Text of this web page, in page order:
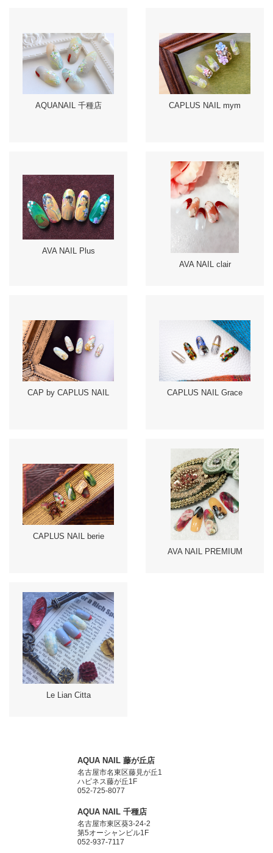
AQUANAIL 千種店 CAPLUS NAIL mym
AVA NAIL Plus
AVA NAIL clair
CAP by CAPLUS NAIL CAPLUS NAIL Grace
CAPLUS NAIL berie
AVA NAIL PREMIUM
Le Lian Citta
AQUA NAIL 藤が丘店
名古屋市名東区藤見が丘1
ハピネス藤が丘1F
052-725-8077
AQUA NAIL 千種店
名古屋市東区葵3-24-2
第5オーシャンビル1F
052-937-7117